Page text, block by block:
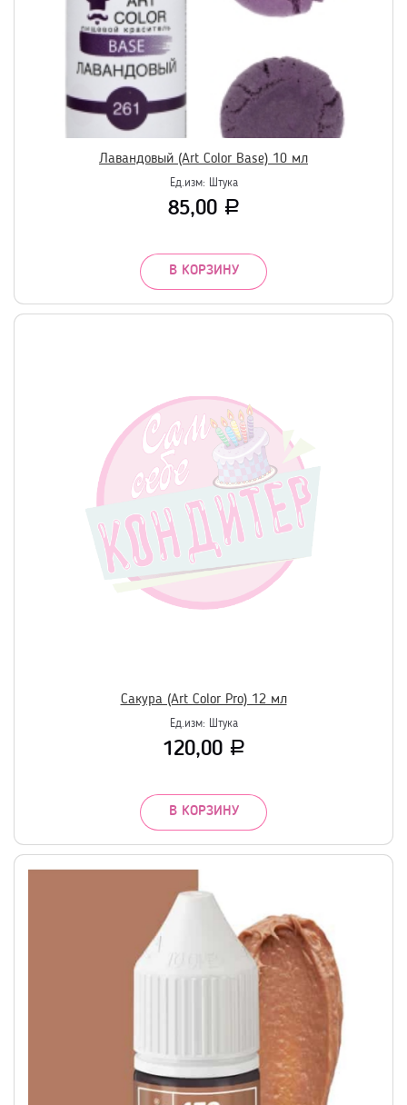
Лавандовый (Art Color Base) 10 мл
Ед.изм: Штука
85,00 Р
В КОРЗИНУ
Сакура (Art Color Pro) 12 мл
Ед.изм: Штука
120,00 Р
В КОРЗИНУ